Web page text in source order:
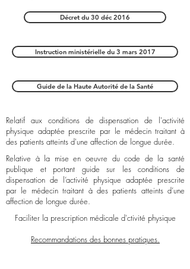
Décret du 30 déc 2016
Instruction ministérielle du 3 mars 2017
Guide de la Haute Autorité de la Santé
Relatif aux conditions de dispensation de l'activité
physique adaptée prescrite par le médecin traitant à
des patients atteints d'une affection de longue durée.
Relative à la mise en oeuvre du code de la santé
publique et portant guide sur les conditions de
dispensation de l’activité physique adaptée prescrite
par le médecin traitant à des patients atteints d’une
affection de longue durée.
Faciliter la prescription médicale d'ctivité physique
Recommandations des bonnes pratiques.